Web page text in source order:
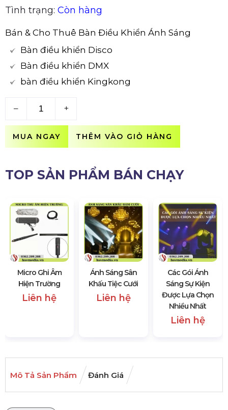
Tình trạng: Còn hàng
Bán & Cho Thuê Bàn Điều Khiển Ánh Sáng
Bàn điều khiển Disco
Bàn điều khiển DMX
bàn điều khiển Kingkong
– +
MUA NGAY THÊM VÀO GIỎ HÀNG
TOP SẢN PHẨM BÁN CHẠY
Micro Ghi Âm
Hiện Trường
Liên hệ
Ánh Sáng Sân
Khấu Tiệc Cưới
Liên hệ
Các Gói Ánh
Sáng Sự Kiện
Được Lựa Chọn
Nhiều Nhất
Liên hệ
Mô Tả Sản Phẩm Đánh Giá